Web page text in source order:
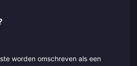
worden omschreven als een